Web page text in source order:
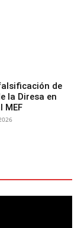
de
la Diresa en
MEF